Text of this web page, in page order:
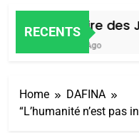
RECENTS
Histoire des
6 Jours Ago
Home
DAFINA
“L’humanité n’est pas